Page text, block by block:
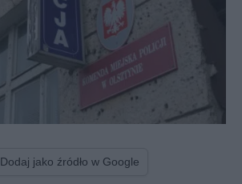
Dodaj jako źródło w Google